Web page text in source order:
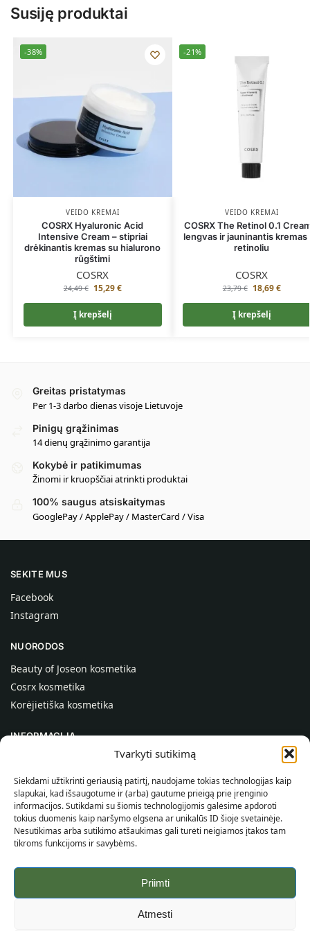
Tvarkyti sutikimą
Siekdami užtikrinti geriausią patirtį, naudojame tokias technologijas kaip
slapukai, kad išsaugotume ir (arba) gautume prieigą prie įrenginio
informacijos. Sutikdami su šiomis technologijomis galėsime apdoroti
tokius duomenis kaip naršymo elgsena ar unikalūs ID šioje svetainėje.
Nesutikimas arba sutikimo atšaukimas gali turėti neigiamos įtakos tam
tikroms funkcijoms ir savybėms.
Priimti
Atmesti
Susiję produktai
-38%
VEIDO KREMAI
COSRX Hyaluronic Acid
Intensive Cream – stipriai
drėkinantis kremas su hialurono
rūgštimi
COSRX
24,49€ 15,29€
Į krepšelį
-21%
VEIDO KREMAI
COSRX The Retinol 0.1
lengvas ir jauninantis kremas
retinoliu
COSRX
23,79€ 18,69€
Į krepšelį
Greitas pristatymas
Per 1-3 darbo dienas visoje Lietuvoje
Pinigų grąžinimas
14 dienų grąžinimo garantija
Kokybė ir patikimumas
Žinomi ir kruopščiai atrinkti produktai
100% saugus atsiskaitymas
GooglePay / ApplePay / MasterCard / Visa
SEKITE MUS
Facebook
Instagram
NUORODOS
Beauty of Joseon kosmetika
Cosrx kosmetika
Korėjietiška kosmetika
INFORMACIJA
Kontaktai
Pagalba
INFORMACIJA PIRKĖJUI
Pristatymo sąlygos
Taisyklės ir sąlygos
Svetainės žemėlapis